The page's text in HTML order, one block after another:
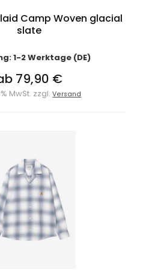
Camp Woven glacial
slate
1-2 Werktage (DE)
79,90 €
MwSt. zzgl.Versand